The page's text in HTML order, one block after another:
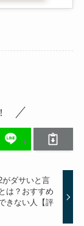
がダサいと言
は？おすすめ
きない人【評